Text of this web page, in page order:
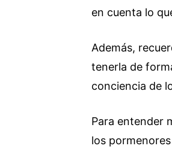
en cuenta lo
Además,
tenerla de
conciencia de
Para entender
los